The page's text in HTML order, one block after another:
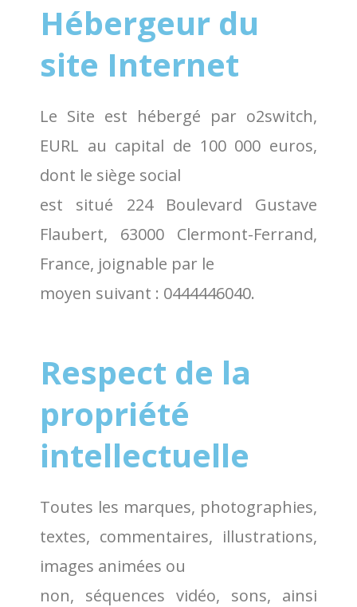
Hébergeur du
site Internet
Le Site est hébergé par o2switch,
EURL au capital de 100 000 euros,
dont le siège social
est situé 224 Boulevard Gustave
Flaubert, 63000 Clermont-Ferrand,
France, joignable par le
moyen suivant : 0444446040.
Respect de la
propriété
intellectuelle
Toutes les marques, photographies,
textes, commentaires, illustrations,
images animées ou
non, séquences vidéo, sons, ainsi